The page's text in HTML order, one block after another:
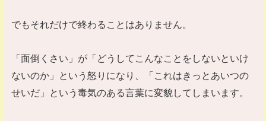
でもそれだけで終わることはありません。
「面倒くさい」が「どうしてこんなことをしないといけ
ないのか」という怒りになり、「これはきっとあいつの
せいだ」という毒気のある言葉に変貌してしまいます。